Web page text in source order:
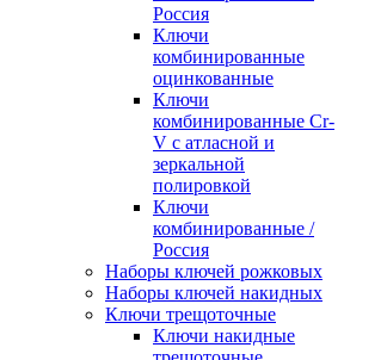
Россия
Ключи
комбинированные
оцинкованные
Ключи
комбинированные Cr-
V с атласной и
зеркальной
полировкой
Ключи
комбинированные /
Россия
Наборы ключей рожковых
Наборы ключей накидных
Ключи трещоточные
Ключи накидные